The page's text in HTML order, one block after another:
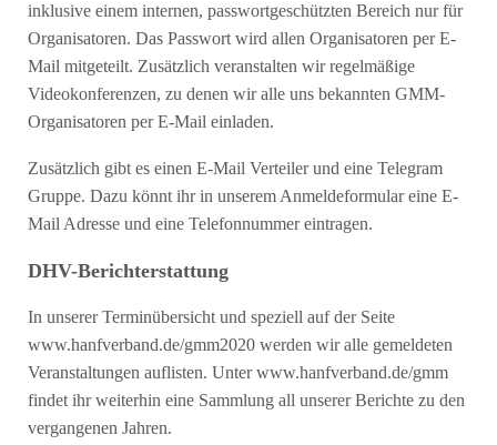
inklusive einem internen, passwortgeschützten Bereich nur für
Organisatoren. Das Passwort wird allen Organisatoren per E-
Mail mitgeteilt. Zusätzlich veranstalten wir regelmäßige
Videokonferenzen, zu denen wir alle uns bekannten GMM-
Organisatoren per E-Mail einladen.
Zusätzlich gibt es einen E-Mail Verteiler und eine Telegram
Gruppe. Dazu könnt ihr in unserem Anmeldeformular eine E-
Mail Adresse und eine Telefonnummer eintragen.
DHV-Berichterstattung
In unserer Terminübersicht und speziell auf der Seite
www.hanfverband.de/gmm2020 werden wir alle gemeldeten
Veranstaltungen auflisten. Unter www.hanfverband.de/gmm
findet ihr weiterhin eine Sammlung all unserer Berichte zu den
vergangenen Jahren.